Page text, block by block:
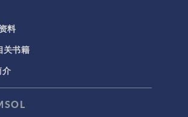
学
压电器件
动
料
关书籍